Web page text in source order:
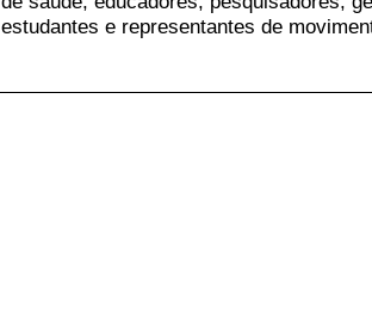
estudantes e representantes de